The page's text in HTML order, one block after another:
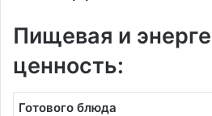
Пищевая и
ценность:
Готового блюда